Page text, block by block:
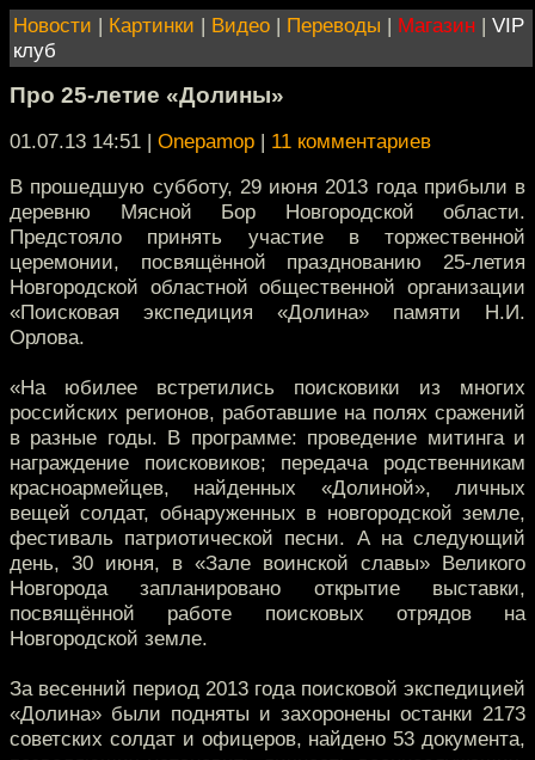
Новости | Картинки | Видео | Переводы | Магазин | VIP
клуб
Про 25-летие «Долины»
01.07.13 14:51 | Onepamop | 11 комментариев
В прошедшую субботу, 29 июня 2013 года прибыли в
деревню Мясной Бор Новгородской области.
Предстояло принять участие в торжественной
церемонии, посвящённой празднованию 25-летия
Новгородской областной общественной организации
«Поисковая экспедиция «Долина» памяти Н.И.
Орлова.
«На юбилее встретились поисковики из многих
российских регионов, работавшие на полях сражений
в разные годы. В программе: проведение митинга и
награждение поисковиков; передача родственникам
красноармейцев, найденных «Долиной», личных
вещей солдат, обнаруженных в новгородской земле,
фестиваль патриотической песни. А на следующий
день, 30 июня, в «Зале воинской славы» Великого
Новгорода запланировано открытие выставки,
посвящённой работе поисковых отрядов на
Новгородской земле.
За весенний период 2013 года поисковой экспедицией
«Долина» были подняты и захоронены останки 2173
советских солдат и офицеров, найдено 53 документа,